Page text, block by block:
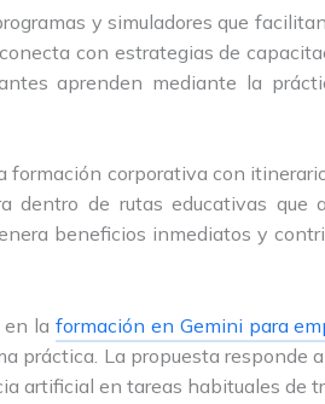
y simuladores que
con estrategias de
aprenden mediante la
formación corporativa con
dentro de rutas educativas que
beneficios inmediatos y
en la formación en Gemini para
práctica. La propuesta responde
artificial en tareas habituales de